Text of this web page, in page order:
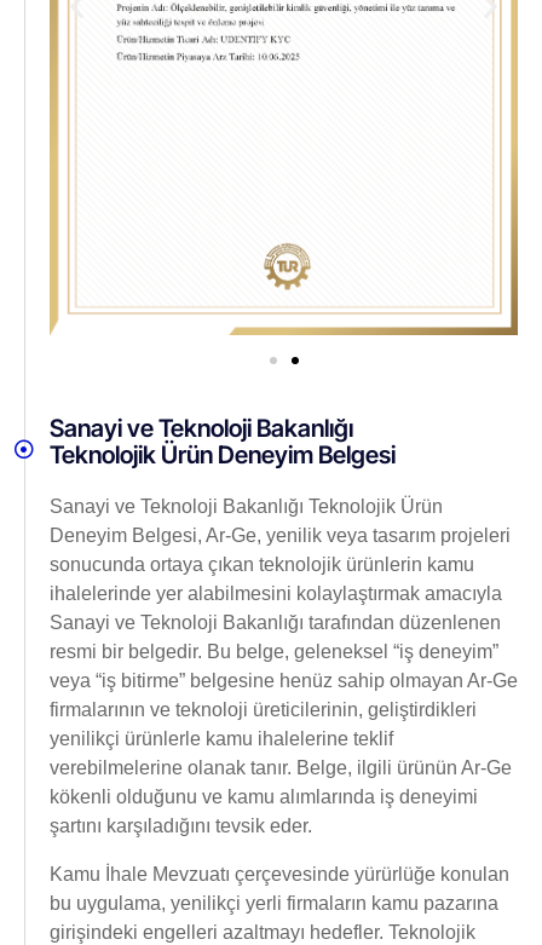
Sanayi ve Teknoloji Bakanlığı
Teknolojik Ürün Deneyim Belgesi
Sanayi ve Teknoloji Bakanlığı Teknolojik Ürün
Deneyim Belgesi, Ar-Ge, yenilik veya tasarım projeleri
sonucunda ortaya çıkan teknolojik ürünlerin kamu
ihalelerinde yer alabilmesini kolaylaştırmak amacıyla
Sanayi ve Teknoloji Bakanlığı tarafından düzenlenen
resmi bir belgedir. Bu belge, geleneksel “iş deneyim”
veya “iş bitirme” belgesine henüz sahip olmayan Ar-Ge
firmalarının ve teknoloji üreticilerinin, geliştirdikleri
yenilikçi ürünlerle kamu ihalelerine teklif
verebilmelerine olanak tanır. Belge, ilgili ürünün Ar-Ge
kökenli olduğunu ve kamu alımlarında iş deneyimi
şartını karşıladığını tevsik eder.
Kamu İhale Mevzuatı çerçevesinde yürürlüğe konulan
bu uygulama, yenilikçi yerli firmaların kamu pazarına
girişindeki engelleri azaltmayı hedefler. Teknolojik